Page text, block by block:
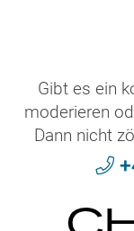
Gibt es ein
moderieren
Dann nicht